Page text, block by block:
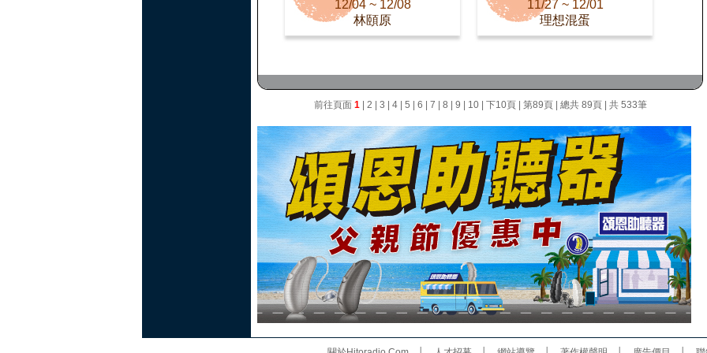
12/04 ~ 12/08
林頤原
11/27 ~ 12/01
理想混蛋
前往頁面 1| 2 3 4| 5 6 7 8 9 10| 下10頁| 第89頁| 總共 89頁 | 共 533筆